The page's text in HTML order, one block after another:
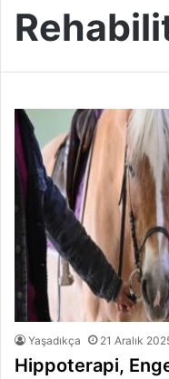
Yaşadıkça 21 Aralık
Hippoterapi,